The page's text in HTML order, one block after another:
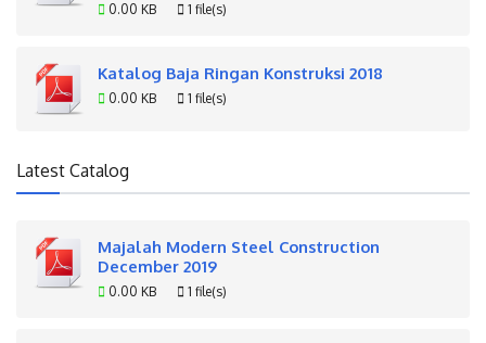
0.00 KB 1 file(s)
Katalog Baja Ringan Konstruksi 2018
0.00 KB 1 file(s)
Latest Catalog
Majalah Modern Steel Construction
December 2019
0.00 KB 1 file(s)